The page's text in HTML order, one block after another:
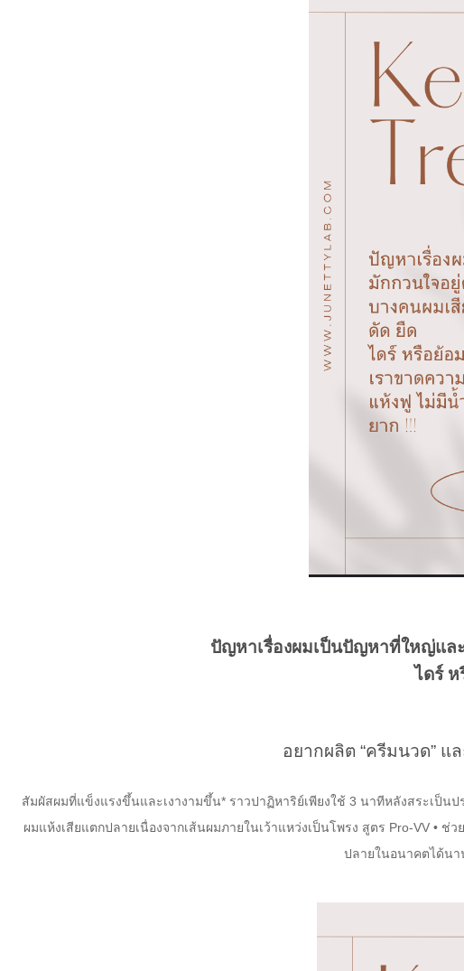
ปัญหาเรื่องผมเป็นปัญหาที่ใหญ่แล
ไดร์
อยากผลิต “ครีมนวด” แ
สัมผัสผมที่แข็งแรงขึ้นและเงางามขึ้น* ราวปาฏิหาริย์เพียงใช้ 3 นาทีหลังสระเป็
ผมแห้งเสียแตกปลายเนื่องจากเส้นผมภายในเว้าแหว่งเป็นโพรง สูตร Pro-VV
ปลายในอนาคตได้นา